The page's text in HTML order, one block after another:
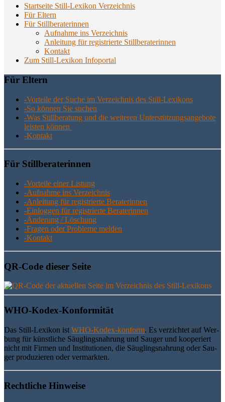
Startseite Still-Lexikon Verzeichnis
Für Eltern
Für Stillberaterinnen
Aufnahme ins Verzeichnis
Anlei­tung für regis­trier­te Stillberaterinnen
Kon­takt
Zum Still-Lexikon Infoportal
Für Eltern
-Vor­tei­le der Suche im Ver­zeich­nis des Still-Lexikons
-So kön­nen Sie suchen
-Was Still­be­ra­tung und die wei­te­ren Unter­stüt­zungs­an­ge­bo­te
leis­ten können
-Kon­takt
Für Still­be­ra­te­rin­nen
-Vor­tei­le einer Listung
-Auf­nah­me ins Verzeichnis
-Anlei­tung für regis­trier­te Beraterinnen
-Ein­log­gen für regis­trier­te Beraterinnen
-Ände­rung / Löschung
-Fra­gen oder Pro­ble­me melden
-Kon­takt
QR-Code die­ser Seite
WHO-Kodex-Kon­for­mi­tät
Das Still-Lexi­kon ist WHO-Kodex-kon­form. Es ver­zich­tet auf Wer­
bung für künst­li­che Säug­lings­nah­rung und Sau­ger und koope­riert
nicht mit Fir­men und Insti­tu­tio­nen, die Säug­lings­nah­rung oder Sau­
ger pro­du­zie­ren oder vermarkten.
Recht­li­che Hinweise